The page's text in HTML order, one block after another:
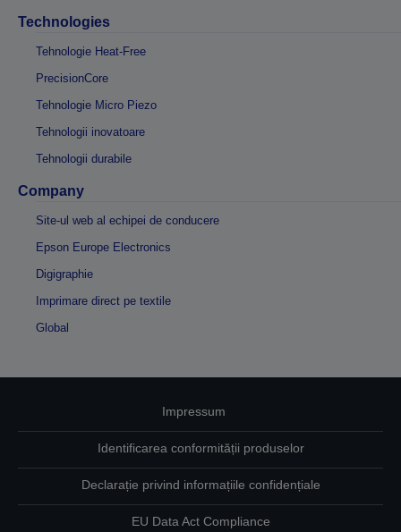
Technologies
Tehnologie Heat-Free
PrecisionCore
Tehnologie Micro Piezo
Tehnologii inovatoare
Tehnologii durabile
Company
Site-ul web al echipei de conducere
Epson Europe Electronics
Digigraphie
Imprimare direct pe textile
Global
Impressum
Identificarea conformității produselor
Declarație privind informațiile confidențiale
EU Data Act Compliance